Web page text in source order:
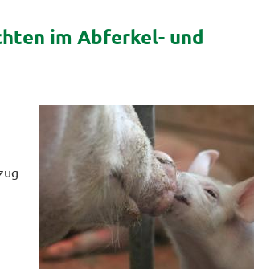
im Abferkel- und